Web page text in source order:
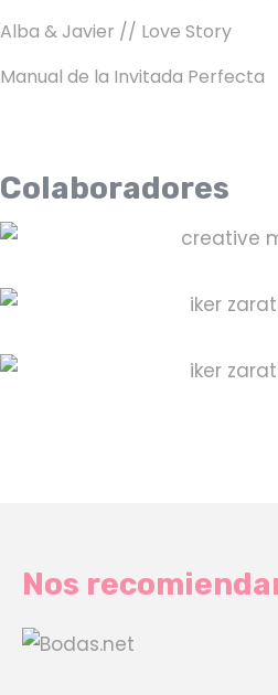
Alba & Javier // Love Story
Manual de la Invitada Perfecta
Colaboradores
Nos